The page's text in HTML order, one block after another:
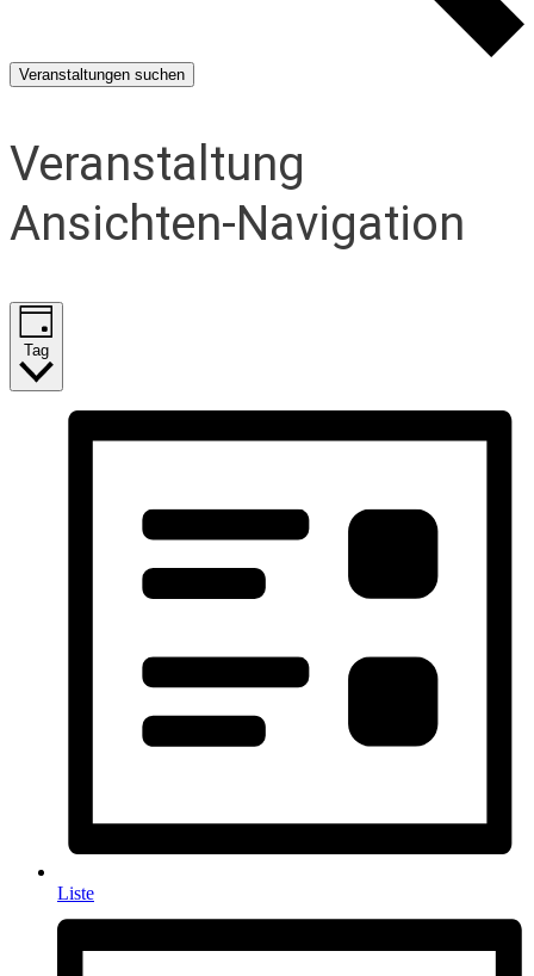
Veranstaltungen suchen
Veranstaltung
Ansichten-Navigation
Tag
Liste